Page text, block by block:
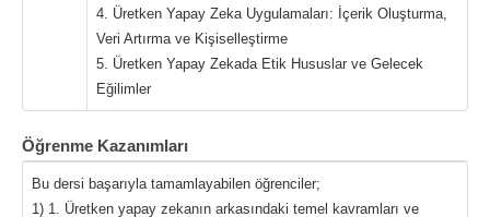
4. Üretken Yapay Zeka Uygulamaları: İçerik Oluşturma,
Veri Artırma ve Kişiselleştirme
5. Üretken Yapay Zekada Etik Hususlar ve Gelecek
Eğilimler
Öğrenme Kazanımları
Bu dersi başarıyla tamamlayabilen öğrenciler;
1) 1. Üretken yapay zekanın arkasındaki temel kavramları ve